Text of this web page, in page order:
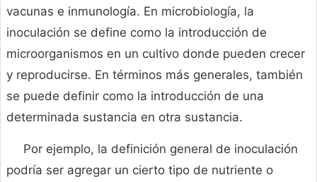
vacunas e inmunología. En microbiología, la
inoculación se define como la introducción de
microorganismos en un cultivo donde pueden crecer
y reproducirse. En términos más generales, también
se puede definir como la introducción de una
determinada sustancia en otra sustancia.
Por ejemplo, la definición general de inoculación
podría ser agregar un cierto tipo de nutriente o